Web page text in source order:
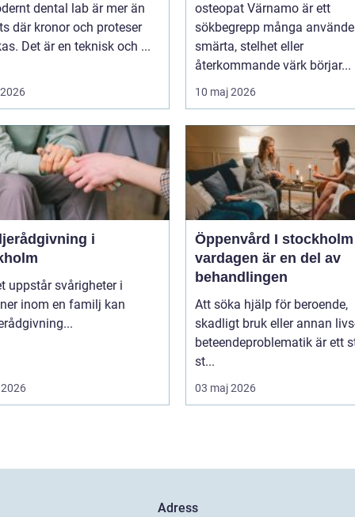
dental lab är mer än
där kronor och proteser
Det är en teknisk och ...
osteopat Värnamo är ett
sökbegrepp många
smärta, stelhet eller
återkommande värk börjar...
10 maj 2026
i
uppstår svårigheter i
inom en familj kan
Öppenvård I stockholm
vardagen är en del av
behandlingen
Att söka hjälp för beroende,
skadligt bruk eller annan
beteendeproblematik är ett
st...
03 maj 2026
Adress